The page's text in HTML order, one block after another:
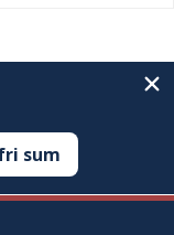
sum